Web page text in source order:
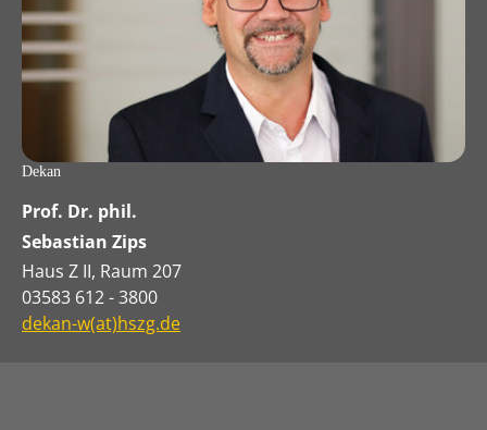
Dekan
Prof. Dr. phil.
Sebastian Zips
Haus Z II, Raum 207
03583 612 - 3800
dekan-w(at)hszg.de